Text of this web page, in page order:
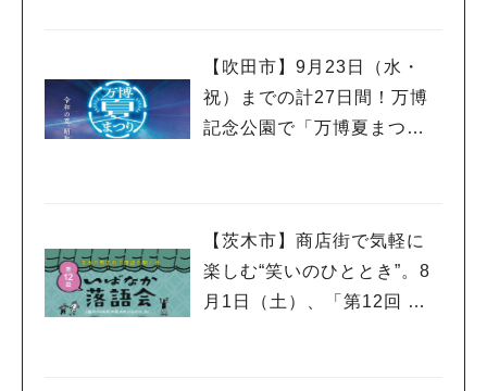
【吹田市】9月23日（水・
祝）までの計27日間！万博
記念公園で「万博夏まつり2
【茨木市】商店街で気軽に
楽しむ“笑いのひととき”。8
月1日（土）、「第12回 い